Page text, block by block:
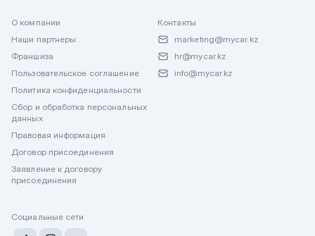
О компании
Наши партнеры
Франшиза
Пользовательское соглашение
Политика конфиденциальности
Сбор и обработка персональных
данных
Правовая информация
Договор присоединения
Заявление к договору
присоединения
Контакты
marketing@mycar.kz
hr@mycar.kz
info@mycar.kz
Социальные сети